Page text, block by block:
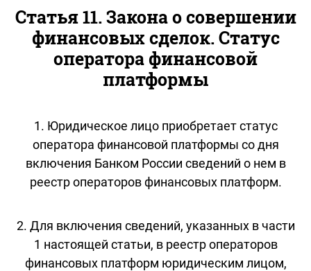
Статья 11. Закона о совершении
финансовых сделок. Статус
оператора финансовой
платформы
1. Юридическое лицо приобретает статус
оператора финансовой платформы со дня
включения Банком России сведений о нем в
реестр операторов финансовых платформ.
2. Для включения сведений, указанных в части
1 настоящей статьи, в реестр операторов
финансовых платформ юридическим лицом,